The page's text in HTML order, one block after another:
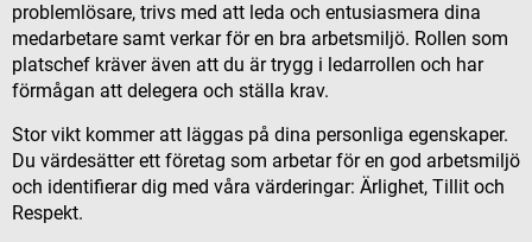
problemlösare, trivs med att leda och entusiasmera dina
medarbetare samt verkar för en bra arbetsmiljö. Rollen som
platschef kräver även att du är trygg i ledarrollen och har
förmågan att delegera och ställa krav.
Stor vikt kommer att läggas på dina personliga egenskaper.
Du värdesätter ett företag som arbetar för en god arbetsmiljö
och identifierar dig med våra värderingar: Ärlighet, Tillit och
Respekt.